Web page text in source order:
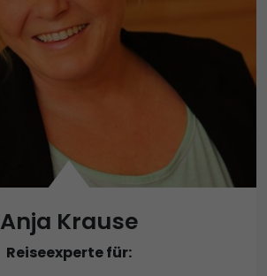
Anja Krause
Reiseexperte für: